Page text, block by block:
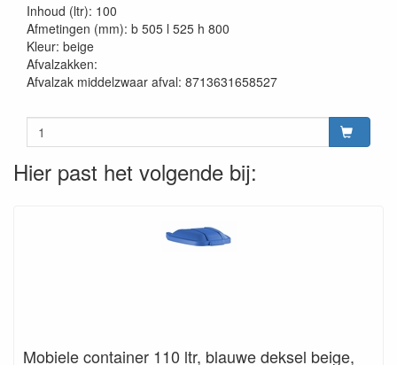
Inhoud (ltr): 100
Afmetingen (mm): b 505 l 525 h 800
Kleur: beige
Afvalzakken:
Afvalzak middelzwaar afval: 8713631658527
Hier past het volgende bij:
Mobiele container 110 ltr, blauwe deksel beige,